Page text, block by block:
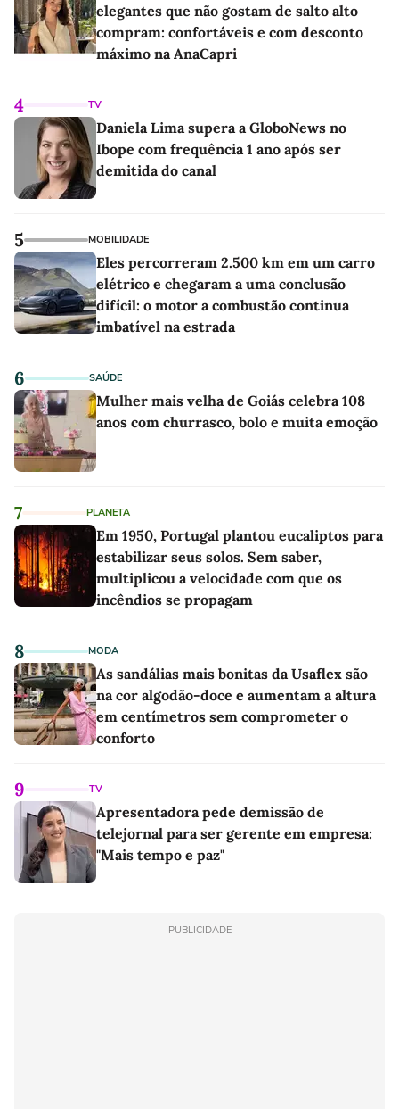
elegantes que não gostam de salto alto
compram: confortáveis e com desconto
máximo na AnaCapri
4 TV
Daniela Lima supera a GloboNews no
Ibope com frequência 1 ano após ser
demitida do canal
5 MOBILIDADE
Eles percorreram 2.500 km em um carro
elétrico e chegaram a uma conclusão
difícil: o motor a combustão continua
imbatível na estrada
6 SAÚDE
Mulher mais velha de Goiás celebra 108
anos com churrasco, bolo e muita emoção
7 PLANETA
Em 1950, Portugal plantou eucaliptos para
estabilizar seus solos. Sem saber,
multiplicou a velocidade com que os
incêndios se propagam
8 MODA
As sandálias mais bonitas da Usaflex são
na cor algodão-doce e aumentam a altura
em centímetros sem comprometer o
conforto
9 TV
Apresentadora pede demissão de
telejornal para ser gerente em empresa:
"Mais tempo e paz"
PUBLICIDADE